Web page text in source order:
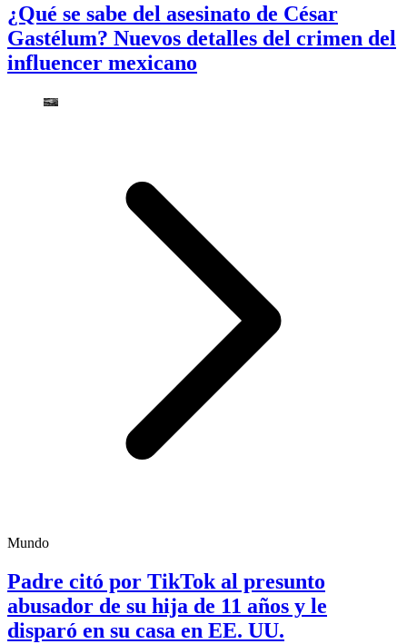
¿Qué se sabe del asesinato de César
Gastélum? Nuevos detalles del crimen del
influencer mexicano
Mundo
Padre citó por TikTok al presunto
abusador de su hija de 11 años y le
disparó en su casa en EE. UU.